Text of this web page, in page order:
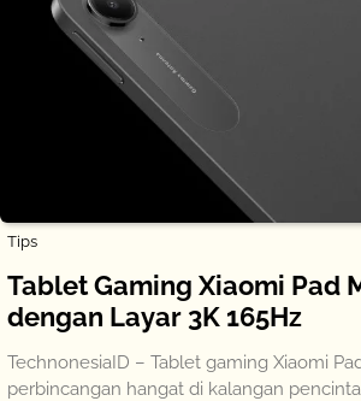
Tips
Tablet Gaming Xiaomi Pad
dengan Layar 3K 165Hz
TechnonesiaID – Tablet gaming Xiaomi
perbincangan hangat di kalangan